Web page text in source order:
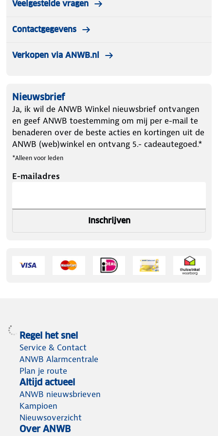
isolerend, ademend, sneldrogend, robuust en
perfecte pasvorm.
Let op kleding mag worden gepast maar niet
Veelgestelde vragen
Contactgegevens
Verkopen via ANWB.nl
Nieuwsbrief
Ja, ik wil de ANWB Winkel nieuwsbrief ontvangen
en geef ANWB toestemming om mij per e-mail te
benaderen over de beste acties en kortingen uit de
ANWB (web)winkel en ontvang 5.- cadeautegoed.*
*Alleen voor leden
E-mailadres
Inschrijven
Regel het snel
Service & Contact
ANWB Alarmcentrale
Plan je route
Altijd actueel
ANWB nieuwsbrieven
Kampioen
Nieuwsoverzicht
Over ANWB